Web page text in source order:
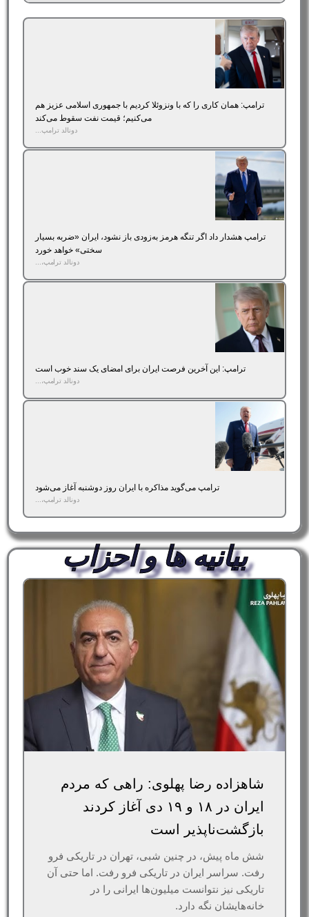
ترامپ: همان کاری را که با ونزوئلا کردیم با جمهوری اسلامی عزیز هم
می‌کنیم؛ قیمت نفت سقوط می‌کند
دونالد ترامپ...
ترامپ هشدار داد اگر تنگه هرمز به‌زودی باز نشود، ایران «ضربه بسیار
سختی» خواهد خورد
دونالد ترامپ،...
ترامپ: این آخرین فرصت ایران برای امضای یک سند خوب است
دونالد ترامپ،...
ترامپ می‌گوید مذاکره با ایران روز دوشنبه آغاز می‌شود
دونالد ترامپ،...
بیانیه ها و احزاب
شاهزاده رضا پهلوی: راهی که مردم
ایران در ۱۸ و ۱۹ دی آغاز کردند
بازگشت‌ناپذیر است
شش ماه پیش، در چنین شبی، تهران در تاریکی فرو
رفت. سراسر ایران در تاریکی فرو رفت. اما حتی آن
تاریکی نیز نتوانست میلیون‌ها ایرانی را در
خانه‌هایشان نگه دارد.